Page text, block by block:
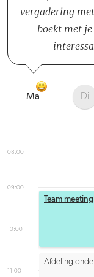
vergadering
boekt met
Ma Di
08:00
09:00
10:00
11:00
Team meeting
Afdeling